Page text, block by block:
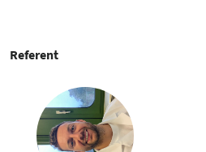
Referent